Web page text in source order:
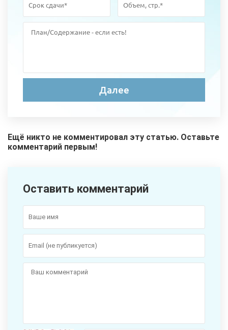
Ещё никто не комментировал эту статью. Оставьте
комментарий первым!
Оставить комментарий